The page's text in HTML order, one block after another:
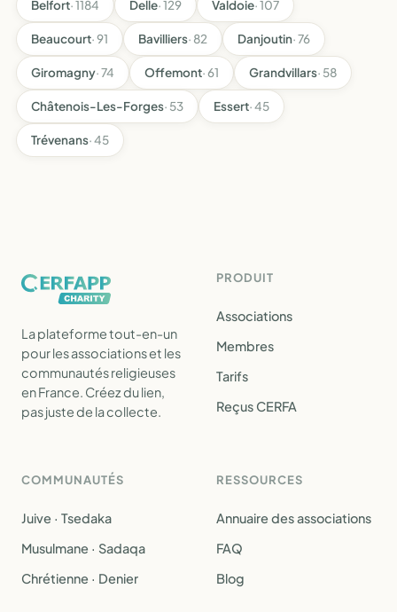
Belfort· 1184 Delle· 129 Valdoie· 107
Beaucourt· 91 Bavilliers· 82 Danjoutin· 76
Giromagny· 74 Offemont· 61 Grandvillars· 58
Châtenois-Les-Forges· 53 Essert· 45
Trévenans· 45
La plateforme tout-en-un
pour les associations et les
communautés religieuses
en France. Créez du lien,
pas juste de la collecte.
PRODUIT
Associations
Membres
Tarifs
Reçus CERFA
COMMUNAUTÉS
Juive · Tsedaka
Musulmane · Sadaqa
Chrétienne · Denier
RESSOURCES
Annuaire des associations
FAQ
Blog